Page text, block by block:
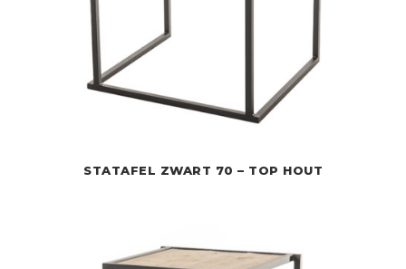
STATAFEL ZWART 70 – TOP HOUT